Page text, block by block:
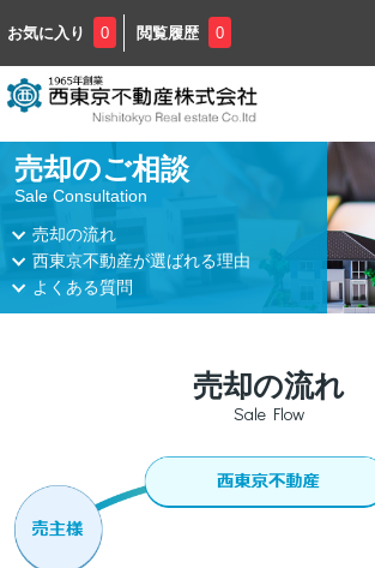
お気に入り 0 閲覧履歴 0
売却のご相談
Sale Consultation
売却の流れ
西東京不動産が選ばれる理由
よくある質問
売却の流れ
Sale Flow